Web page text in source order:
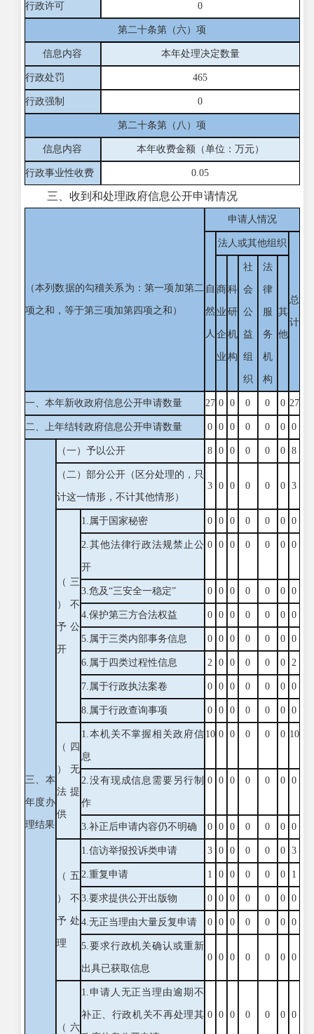
行政许可 0
第二十条第（六）项
信息内容 本年处理决定数量
行政处罚 465
行政强制 0
第二十条第（八）项
信息内容 本年收费金额（单位：万元）
行政事业性收费 0.05
三、收到和处理政府信息公开申请情况
（本列数据的勾稽关系为：第一项加第二
项之和，等于第三项加第四项之和）
申请人情况
自
然
人
法人或其他组织
总
计
商
业
企
业
科
研
机
构
社
会
公
益
组
织
法
律
服
务
机
构
其
他
一、本年新收政府信息公开申请数量 27 0 0 0 0 0 27
二、上年结转政府信息公开申请数量 0 0 0 0 0 0 0
三、本
年度办
理结果
（一）予以公开 8 0 0 0 0 0 8
（二）部分公开（区分处理的，只
计这一情形，不计其他情形）
3 0 0 0 0 0 3
（三
）不
予公
开
1.属于国家秘密 0 0 0 0 0 0 0
2.其他法律行政法规禁止公
开
0 0 0 0 0 0 0
3.危及“三安全一稳定” 0 0 0 0 0 0 0
4.保护第三方合法权益 0 0 0 0 0 0 0
5.属于三类内部事务信息 0 0 0 0 0 0 0
6.属于四类过程性信息 2 0 0 0 0 0 2
7.属于行政执法案卷 0 0 0 0 0 0 0
8.属于行政查询事项 0 0 0 0 0 0 0
（四
）无
法提
供
1.本机关不掌握相关政府信
息
10 0 0 0 0 0 10
2.没有现成信息需要另行制
作
0 0 0 0 0 0 0
3.补正后申请内容仍不明确 0 0 0 0 0 0 0
（五
）不
予处
理
1.信访举报投诉类申请 3 0 0 0 0 0 3
2.重复申请 1 0 0 0 0 0 1
3.要求提供公开出版物 0 0 0 0 0 0 0
4.无正当理由大量反复申请 0 0 0 0 0 0 0
5.要求行政机关确认或重新
出具已获取信息
0 0 0 0 0 0 0
（六
1.申请人无正当理由逾期不
补正、行政机关不再处理其 0 0 0 0 0 0 0